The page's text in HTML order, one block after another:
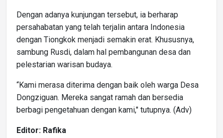
Dengan adanya kunjungan tersebut, ia berharap
persahabatan yang telah terjalin antara Indonesia
dengan Tiongkok menjadi semakin erat. Khususnya,
sambung Rusdi, dalam hal pembangunan desa dan
pelestarian warisan budaya.
“Kami merasa diterima dengan baik oleh warga Desa
Dongziguan. Mereka sangat ramah dan bersedia
berbagi pengetahuan dengan kami," tutupnya. (Adv)
Editor: Rafika